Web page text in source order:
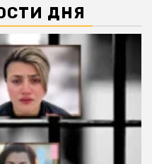
ДНЯ